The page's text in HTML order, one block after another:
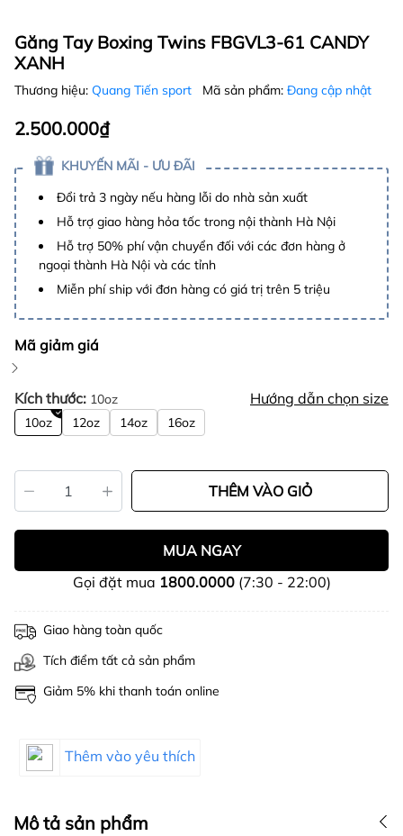
Găng Tay Boxing Twins FBGVL3-61 CANDY
XANH
Thương hiệu: Quang Tiến sport Mã sản phẩm: Đang cập nhật
2.500.000₫
KHUYẾN MÃI - ƯU ĐÃI
Đổi trả 3 ngày nếu hàng lỗi do nhà sản xuất
Hỗ trợ giao hàng hỏa tốc trong nội thành Hà Nội
Hỗ trợ 50% phí vận chuyển đối với các đơn hàng ở
ngoại thành Hà Nội và các tỉnh
Miễn phí ship với đơn hàng có giá trị trên 5 triệu
Mã giảm giá
Kích thước: 10oz Hướng dẫn chọn size
10oz 12oz 14oz 16oz
THÊM VÀO GIỎ
MUA NGAY
Gọi đặt mua 1800.0000(7:30 - 22:00)
Giao hàng toàn quốc
Tích điểm tất cả sản phẩm
Giảm 5% khi thanh toán online
Thêm vào yêu thích
Mô tả sản phẩm